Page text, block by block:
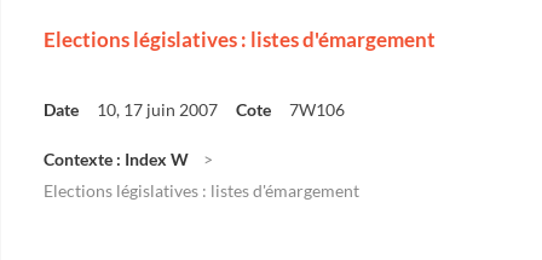
Elections législatives : listes d'émargement
Date 10, 17 juin 2007 Cote 7W106
Contexte : Index W
Elections législatives : listes d'émargement